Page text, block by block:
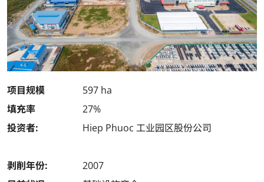
项目规模
597 ha
填充率
27%
投资者:
Hiep Phuoc 工业园区股份公司
剥削年份:
2007